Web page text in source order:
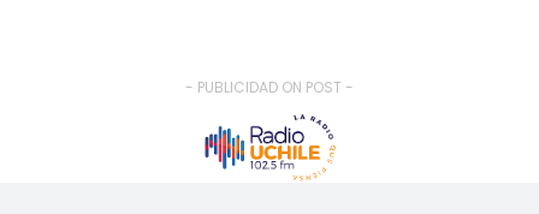
- PUBLICIDAD ON POST -